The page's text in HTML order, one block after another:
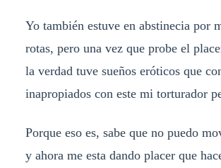
Yo también estuve en abstinecia por
rotas, pero una vez que probe el
la verdad tuve sueños eróticos que
inapropiados con este mi torturador
Porque eso es, sabe que no puedo
y ahora me esta dando placer que